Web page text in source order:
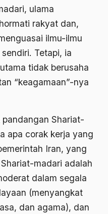
ulama
rakyat dan,
ilmu-ilmu
Tetapi, ia
tidak berusaha
“keagamaan”-nya
Shariat-
apa corak kerja yang
Iran, yang
madari adalah
dalam segala
(menyangkat
dan agama), dan